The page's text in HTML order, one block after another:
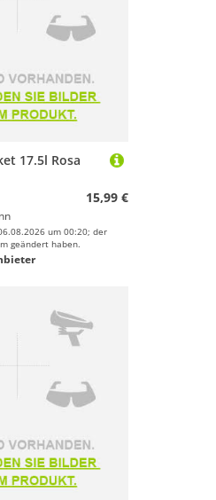
17.5l Rosa
15,99 €
um 00:20; der
geändert haben.